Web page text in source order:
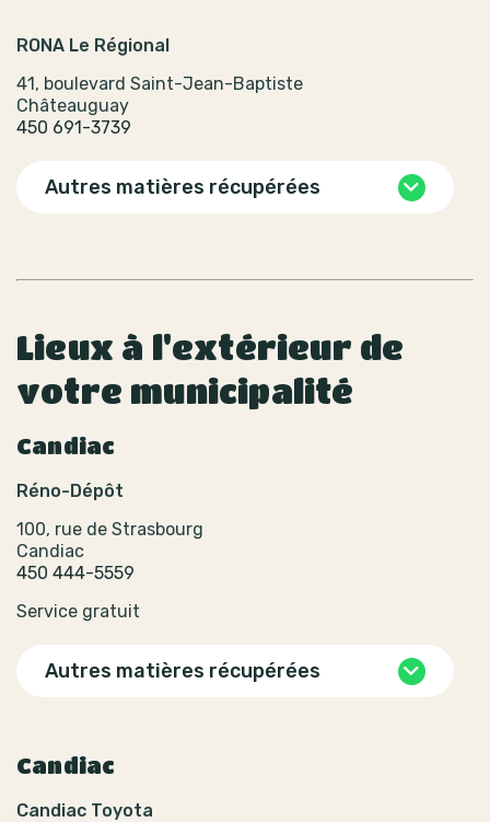
RONA Le Régional
41, boulevard Saint-Jean-Baptiste
Châteauguay
450 691-3739
Autres matières récupérées
Lieux à l'extérieur de
votre municipalité
Candiac
Réno-Dépôt
100, rue de Strasbourg
Candiac
450 444-5559
Service gratuit
Autres matières récupérées
Candiac
Candiac Toyota